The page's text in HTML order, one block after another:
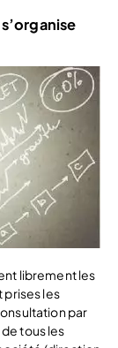
librement les
prises les
par
tous les